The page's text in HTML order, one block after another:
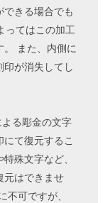
きる場合でも
ってはこの加工
。 また、内側に
が消失してし
る彫金の文字
て復元するこ
殊文字など、
元はできませ
不可ですが、